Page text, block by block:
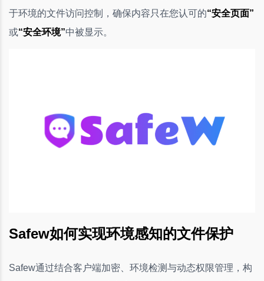
于环境的文件访问控制，确保内容只在您认可的“安全页面”
或“安全环境”中被显示。
Safew如何实现环境感知的文件保护
Safew通过结合客户端加密、环境检测与动态权限管理，构